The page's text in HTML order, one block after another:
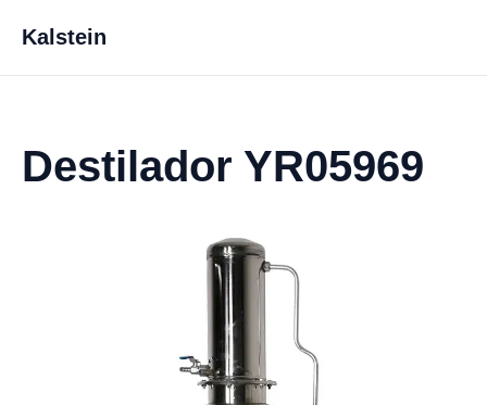
Kalstein
Destilador YR05969